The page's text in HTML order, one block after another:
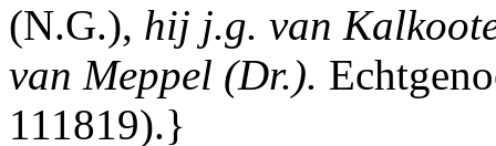
(N.G.), hij j.g. van
van Meppel (Dr.).
111819).}